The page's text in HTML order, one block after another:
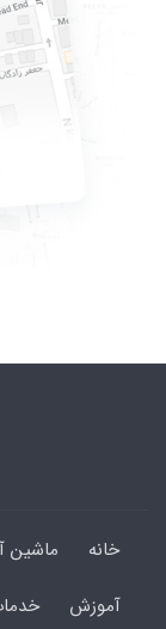
خانه ماشین
آموزش